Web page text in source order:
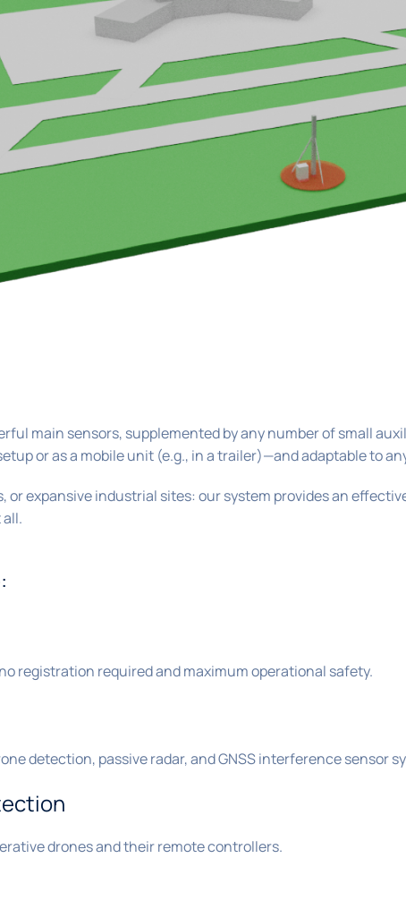
main sensors, supplemented by any number of small
or as a mobile unit (e.g., in a trailer)—and adaptable to
expansive industrial sites: our system provides an
registration required and maximum operational safety.
detection, passive radar, and GNSS interference sensor
drones and their remote controllers.